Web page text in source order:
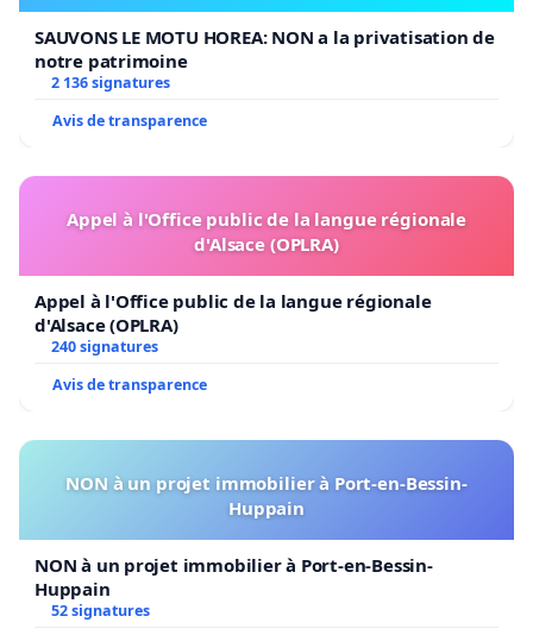
SAUVONS LE MOTU HOREA: NON a la privatisation de
notre patrimoine
2 136 signatures
Avis de transparence
Appel à l'Office public de la langue régionale
d'Alsace (OPLRA)
Appel à l'Office public de la langue régionale
d'Alsace (OPLRA)
240 signatures
Avis de transparence
NON à un projet immobilier à Port-en-Bessin-
Huppain
NON à un projet immobilier à Port-en-Bessin-
Huppain
52 signatures